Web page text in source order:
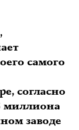
самого
согласно
миллиона
заводе